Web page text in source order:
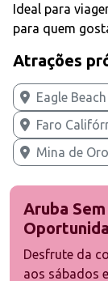
Ideal para
para quem
Atrações
Eagle Beach
Faro
Mina de
Aruba
Desfrute da
aos sábados